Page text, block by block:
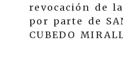
revocación de
por parte de
CUBEDO